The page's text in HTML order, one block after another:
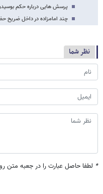
پرسش هایی درباره حکم
چند امامزاده در داخل
نظر شما
* لطفا حاصل عبارت را در جعبه متن